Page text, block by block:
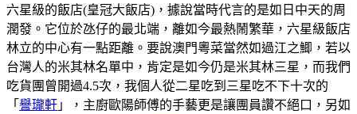
六星級的飯店(皇冠大飯店)，據說當時代言的是如日中天的周
潤發。它位於氹仔的最北端，離如今最熱鬧繁華，六星級飯店
林立的中心有一點距離。要說澳門粵菜當然如過江之鯽，若以
台灣人的米其林名單中，肯定是如今仍是米其林三星，而我們
吃貨團曾開過4.5次，我個人從二星吃到三星吃不下十次的
「 譽瓏軒 」，主廚歐陽師傅的手藝更是讓團員讚不絕口，另如